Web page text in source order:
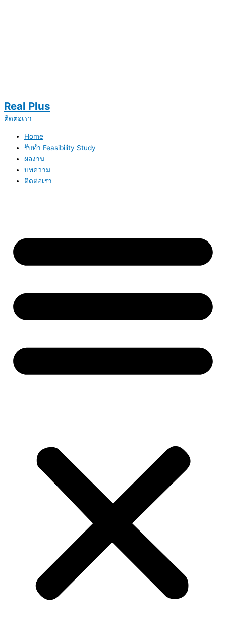
Real Plus
ติดต่อเรา
Home
รับทำ Feasibility Study
ผลงาน
บทความ
ติดต่อเรา